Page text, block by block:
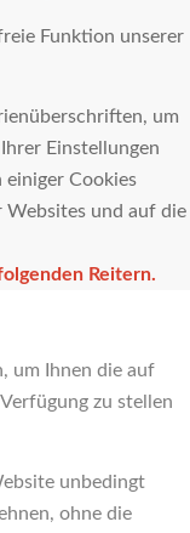
Funktion unserer
um
Einstellungen
einiger Cookies
Websites und auf die
Reitern.
um Ihnen die auf
zu stellen
unbedingt
ohne die